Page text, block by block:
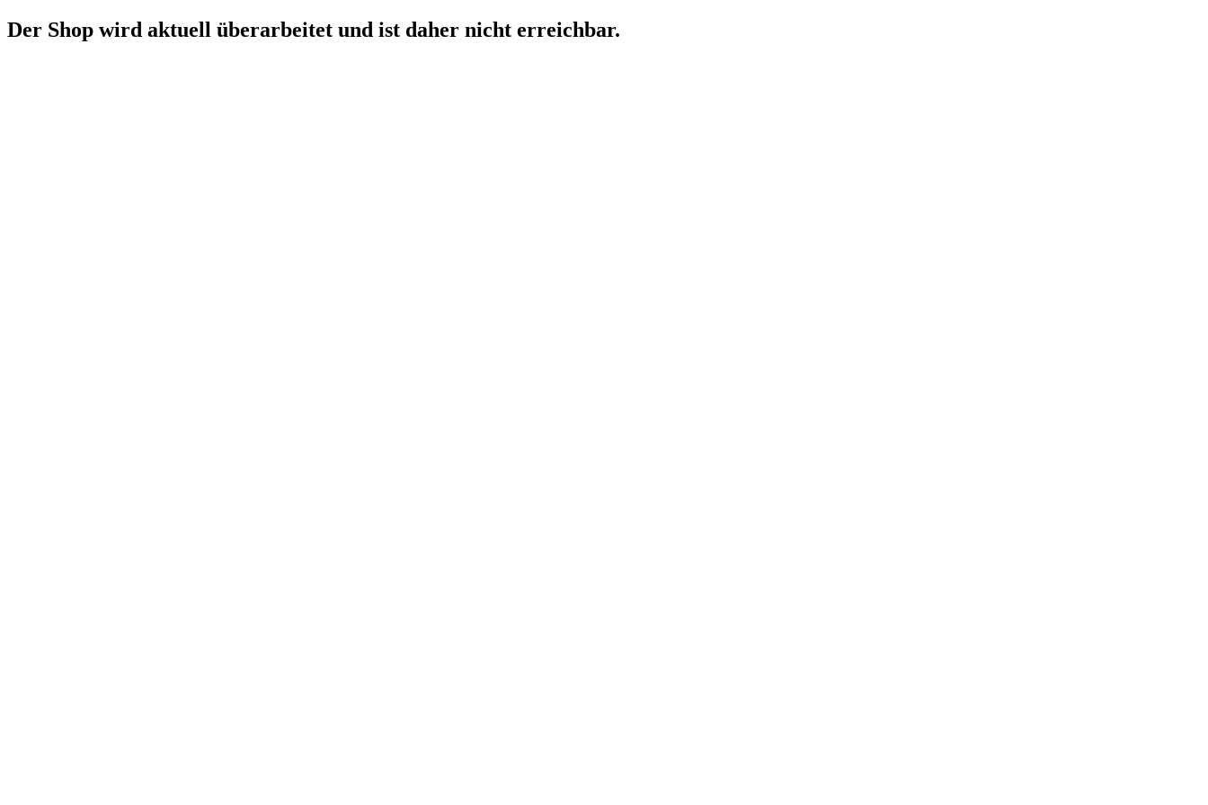
Der Shop wird aktuell überarbeitet und ist daher nicht erreichbar.